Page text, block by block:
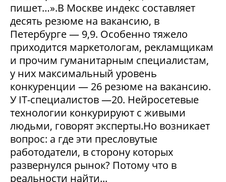
пишет…».В Москве индекс составляет
десять резюме на вакансию, в
Петербурге — 9,9. Особенно тяжело
приходится маркетологам, рекламщикам
и прочим гуманитарным специалистам,
у них максимальный уровень
конкуренции — 26 резюме на вакансию.
У IT-специалистов —20. Нейросетевые
технологии конкурируют с живыми
людьми, говорят эксперты.Но возникает
вопрос: а где эти пресловутые
работодатели, в сторону которых
развернулся рынок? Потому что в
реальности найти...